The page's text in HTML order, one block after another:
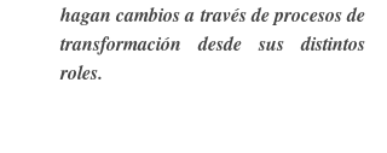
hagan cambios a través de procesos de
transformación desde sus distintos
roles.